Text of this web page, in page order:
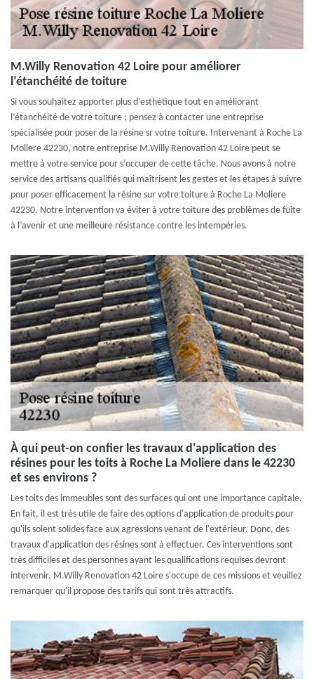
M.Willy Renovation 42 Loire pour améliorer
l’étanchéité de toiture
Si vous souhaitez apporter plus d’esthétique tout en améliorant
l’étanchéité de votre toiture ; pensez à contacter une entreprise
spécialisée pour poser de la résine sr votre toiture. Intervenant à Roche La
Moliere 42230, notre entreprise M.Willy Renovation 42 Loire peut se
mettre à votre service pour s’occuper de cette tâche. Nous avons à notre
service des artisans qualifiés qui maîtrisent les gestes et les étapes à suivre
pour poser efficacement la résine sur votre toiture à Roche La Moliere
42230. Notre intervention va éviter à votre toiture des problèmes de fuite
à l’avenir et une meilleure résistance contre les intempéries.
À qui peut-on confier les travaux d'application des
résines pour les toits à Roche La Moliere dans le 42230
et ses environs ?
Les toits des immeubles sont des surfaces qui ont une importance capitale.
En fait, il est très utile de faire des options d'application de produits pour
qu'ils soient solides face aux agressions venant de l'extérieur. Donc, des
travaux d'application des résines sont à effectuer. Ces interventions sont
très difficiles et des personnes ayant les qualifications requises devront
intervenir. M.Willy Renovation 42 Loire s'occupe de ces missions et veuillez
remarquer qu'il propose des tarifs qui sont très attractifs.